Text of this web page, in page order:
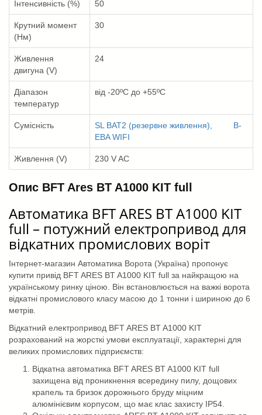
Інтенсивність (%) 50
Крутний момент
(Нм)
30
Живлення
двигуна (V)
24
Діапазон
температур
від -20ºС до +55ºС
Сумісність SL BAT2 (резервне живлення),
B-
EBA WIFI
Живлення (V) 230 V AC
Опис BFT Ares BT A1000 KIT full
Автоматика BFT ARES BT A1000 KIT
full – потужний електропривод для
відкатних промислових воріт
Інтернет-магазин Автоматика Ворота (Україна) пропонує
купити привід BFT ARES BT A1000 KIT full за найкращою на
українському ринку ціною. Він встановлюється на важкі ворота
відкатні промислового класу масою до 1 тонни і шириною до 6
метрів.
Відкатний електропривод BFT ARES BT A1000 KIT
розрахований на жорсткі умови експлуатації, характерні для
великих промислових підприємств:
Відкатна автоматика BFT ARES BT A1000 KIT full
захищена від проникнення всередину пилу, дощових
крапель та бризок дорожнього бруду міцним
алюмінієвим корпусом, що має клас захисту IP54.